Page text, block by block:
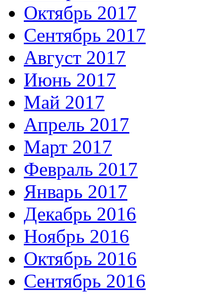
Октябрь 2017
Сентябрь 2017
Август 2017
Июнь 2017
Май 2017
Апрель 2017
Март 2017
Февраль 2017
Январь 2017
Декабрь 2016
Ноябрь 2016
Октябрь 2016
Сентябрь 2016